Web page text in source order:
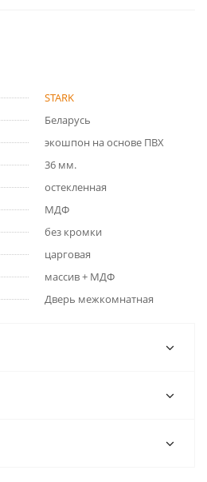
STARK
Беларусь
экошпон на основе ПВХ
36 мм.
остекленная
МДФ
без кромки
царговая
массив + МДФ
Дверь межкомнатная